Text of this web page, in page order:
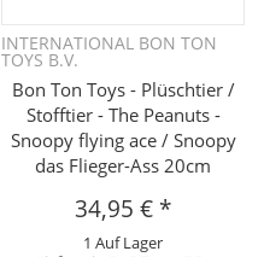
INTERNATIONAL BON TON
TOYS B.V.
Bon Ton Toys - Plüschtier /
Stofftier - The Peanuts -
Snoopy flying ace / Snoopy
das Flieger-Ass 20cm
34,95 € *
1 Auf Lager